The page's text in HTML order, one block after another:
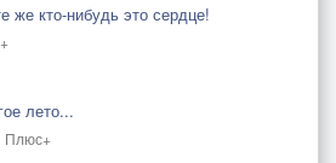
же кто-нибудь это сердце!
лето...
Плюс+